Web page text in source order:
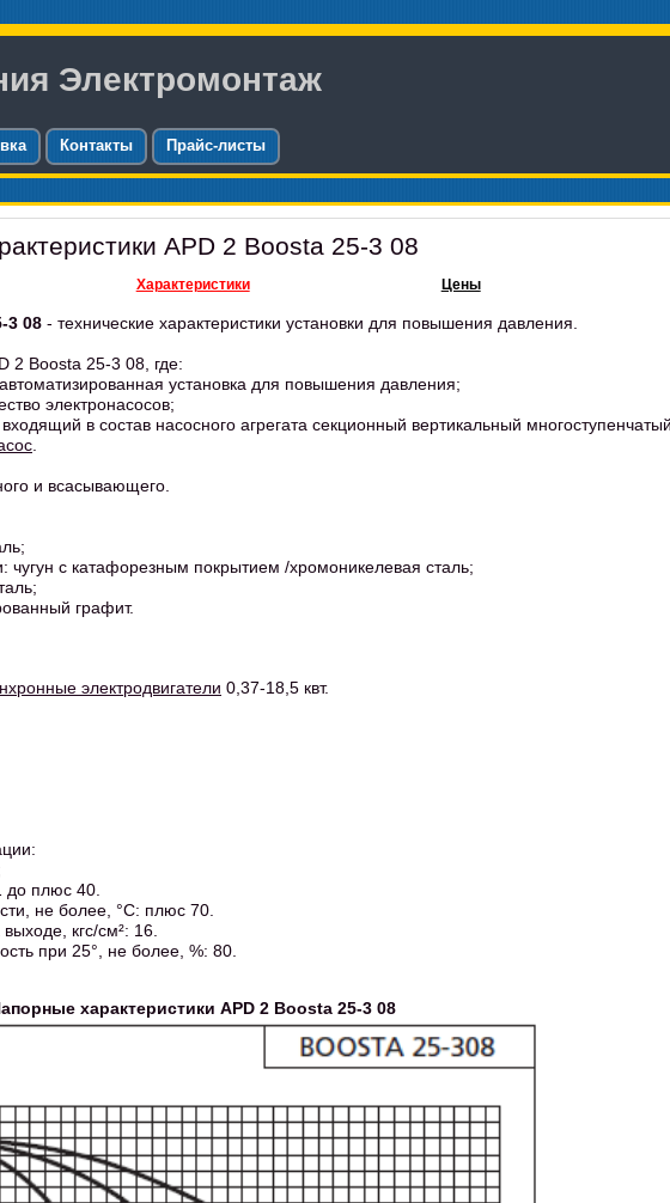
Электромонтаж
Контакты Прайс-листы
APD 2 Boosta 25-3 08
Характеристики Цены
3 08 - технические характеристики установки для повышения давления.
2 Boosta 25-3 08, где:
установка для повышения давления;
электронасосов;
входящий в состав насосного агрегата секционный вертикальный многоступенчатый
и всасывающего.
с катафорезным покрытием /хромоникелевая сталь;
графит.
электродвигатели 0,37-18,5 квт.
до плюс 40.
не более, °C: плюс 70.
кгс/см²: 16.
при 25°, не более, %: 80.
характеристики APD 2 Boosta 25-3 08